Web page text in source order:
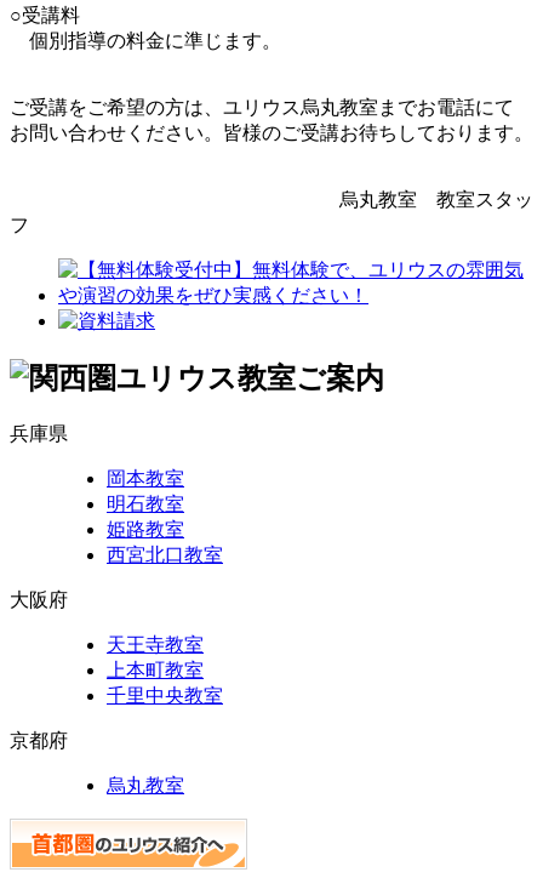
○受講料
個別指導の料金に準じます。
ご受講をご希望の方は、ユリウス烏丸教室までお電話にて
お問い合わせください。皆様のご受講お待ちしております。
烏丸教室 教室スタッ
フ
兵庫県
岡本教室
明石教室
姫路教室
西宮北口教室
大阪府
天王寺教室
上本町教室
千里中央教室
京都府
烏丸教室